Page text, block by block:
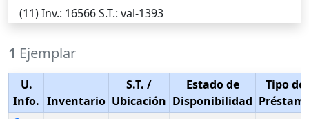
(11)Inv.: 16566S.T.: val-1393
1 Ejemplar
U.
Info. Inventario
S.T. /
Ubicación
Estado de
Disponibilidad
Tipo de